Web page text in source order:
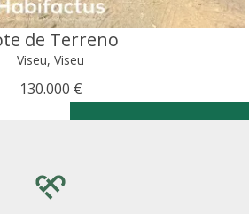
de Terreno
Viseu, Viseu
130.000 €